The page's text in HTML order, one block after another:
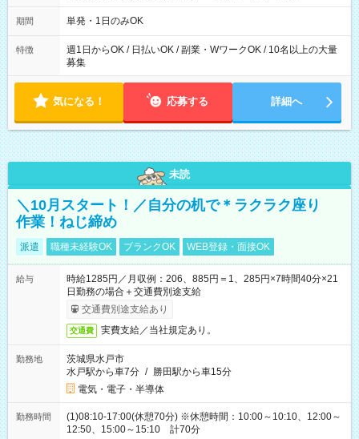
～21：00
期間 単発・1日のみOK
特徴
週1日からOK / 日払いOK / 副業・WワークOK / 10名以上の大量
募集
気になる！ 応募する 詳細へ
未読
＼10月スタート！／自分の机で＊ラクラク座り
作業！ねじ締め
派遣 職種未経験OK ブランクOK WEB登録・面接OK
給与
時給1285円／月収例：206、885円＝1、285円×7時間40分×21
日勤務の場合＋交通費別途支給
交通費別途支給あり
交通費 実費支給／当社規定あり。
勤務地
茨城県水戸市
水戸駅から車7分 / 勝田駅から車15分
電気・電子・半導体
勤務時間
(1)08:10-17:00(休憩70分) ※休憩時間：10:00～10:10、12:00～
12:50、15:00～15:10 計70分